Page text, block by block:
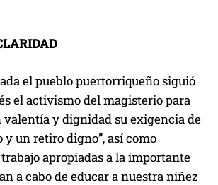
el pueblo puertorriqueño siguió
el activismo del magisterio para
valentía y dignidad su exigencia de
y un retiro digno”, así como
apropiadas a la importante
a cabo de educar a nuestra niñez